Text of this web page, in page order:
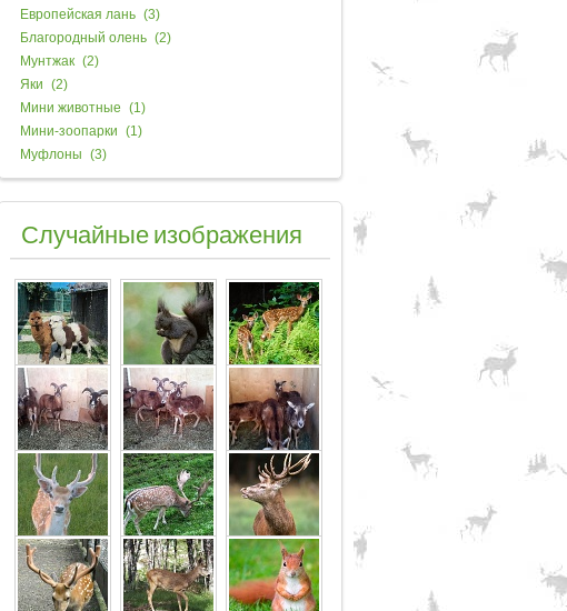
Европейская лань (3)
Благородный олень (2)
Мунтжак (2)
Яки (2)
Мини животные (1)
Мини-зоопарки (1)
Муфлоны (3)
Случайные изображения